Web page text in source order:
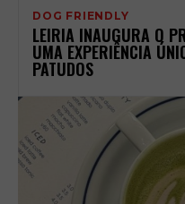
DOG FRIENDLY
LEIRIA INAUGURA O
UMA EXPERIÊNCIA
PATUDOS